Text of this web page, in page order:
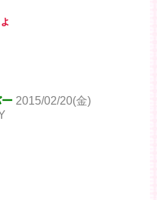
2015/02/20(金)